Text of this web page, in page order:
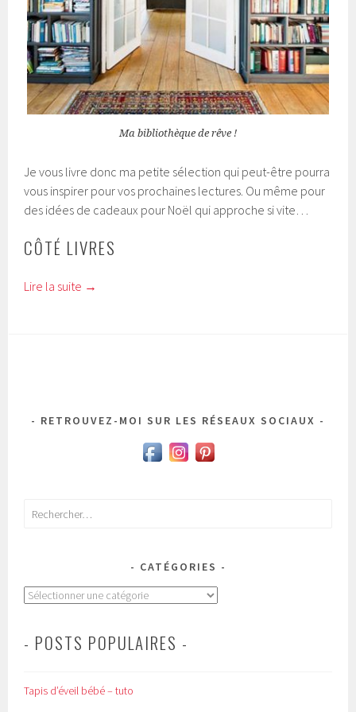
Ma bibliothèque de rêve !
Je vous livre donc ma petite sélection qui peut-être pourra
vous inspirer pour vos prochaines lectures. Ou même pour
des idées de cadeaux pour Noël qui approche si vite…
CÔTÉ LIVRES
Lire la suite →
RETROUVEZ-MOI SUR LES RÉSEAUX SOCIAUX
Rechercher :
CATÉGORIES
Catégories
- POSTS POPULAIRES -
Tapis d’éveil bébé – tuto